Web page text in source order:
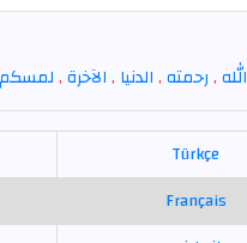
الله,رحمته,الدنيا ,الآخرة,لمسكم
Türkçe
Français